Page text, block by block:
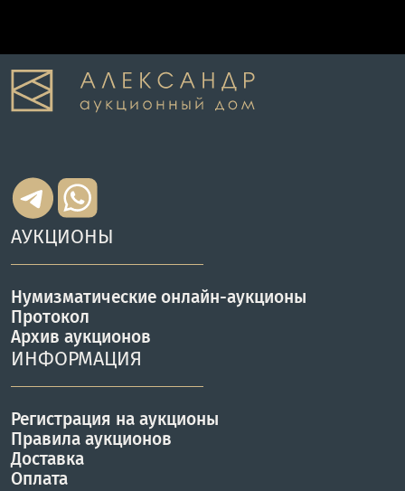
АУКЦИОНЫ
Нумизматические онлайн-аукционы
Протокол
Архив аукционов
ИНФОРМАЦИЯ
Регистрация на аукционы
Правила аукционов
Доставка
Оплата